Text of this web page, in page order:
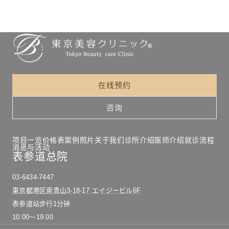
在线预约
咨询
项目一览价格表案例照片关于我们诊所介绍医师介绍就诊流程
消息与活动
表参道总院
03-6434-7447
東京都港区南青山3-18-17 エイジービル6F
表参道站步行1分钟
10:00〜19:00